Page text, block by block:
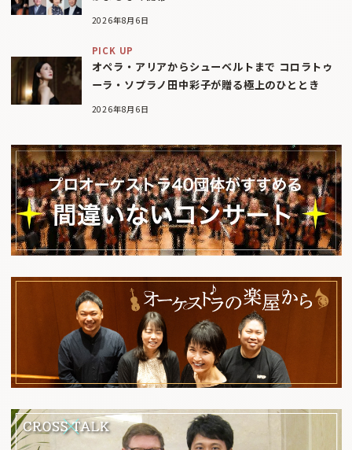
2026年8月6日
PICK UP
オペラ・アリアからシューベルトまで コロラトゥ
ーラ・ソプラノ田中彩子が贈る極上のひととき
2026年8月6日